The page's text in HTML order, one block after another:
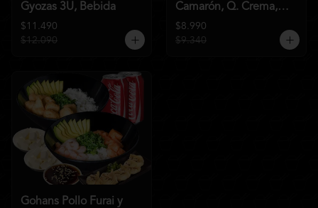
Gyozas 3U, Bebida
$11.490
$12.090
Camarón, Q. Crema,
Bebida
$8.990
$9.340
Gohans Pollo Furai y